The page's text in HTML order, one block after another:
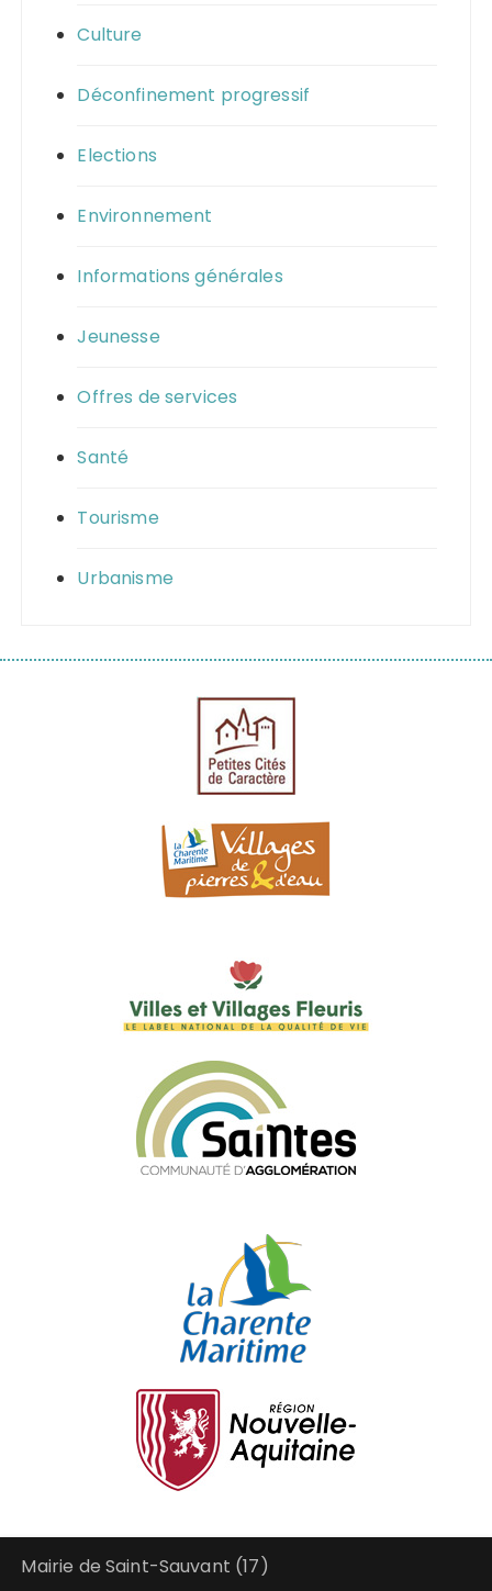
Culture
Déconfinement progressif
Elections
Environnement
Informations générales
Jeunesse
Offres de services
Santé
Tourisme
Urbanisme
Mairie de Saint-Sauvant (17)